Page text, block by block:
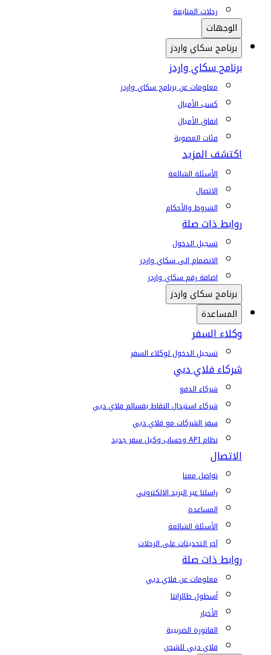
رحلات المتابعة
الوجهات
برنامج سكاي واردز
برنامج سكاي واردز
معلومات عن برنامج سكاي واردز
كسب الأميال
إنفاق الأميال
فئات العضوية
اكتشف المزيد
الأسئلة الشائعة
الاتصال
الشروط والأحكام
روابط ذات صلة
تسجيل الدخول
الانضمام إلى سكاي واردز
إضافة رقم سكاي واردز
برنامج سكاي واردز
المساعدة
وكلاء السفر
تسجيل الدخول لوكلاء السفر
شركاء فلاي دبي
شركاء الدفع
شركاء استبدال النقاط بقسائم فلاي دبي
سفر الشركات مع فلاي دبي
نظام API وحساب وكيل سفر جديد
الاتصال
تواصل معنا
راسلنا عبر البريد الإلكتروني
المساعدة
الأسئلة الشائعة
آخر التحديثات على الرحلات
روابط ذات صلة
معلومات عن فلاي دبي
أسطول طائراتنا
الأخبار
الفاتورة الضريبية
فلاي دبي للشحن